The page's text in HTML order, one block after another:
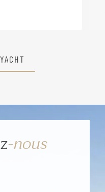
-nous